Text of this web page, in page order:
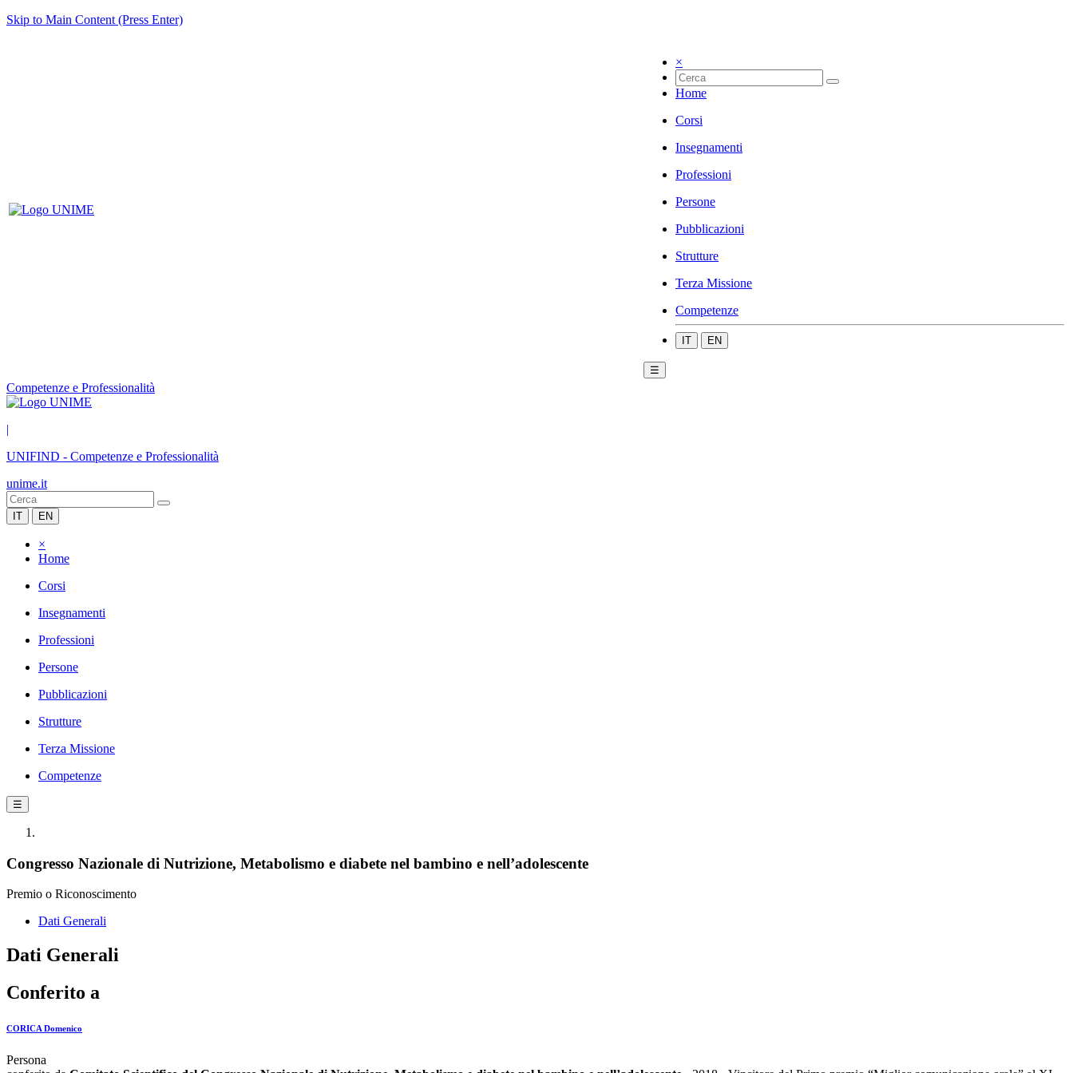
Skip to Main Content (Press Enter)
×
Home
Corsi
Insegnamenti
Professioni
Persone
Pubblicazioni
Strutture
Terza Missione
Competenze
IT EN
☰
Competenze e Professionalità
|
UNIFIND - Competenze e Professionalità
unime.it
IT EN
×
Home
Corsi
Insegnamenti
Professioni
Persone
Pubblicazioni
Strutture
Terza Missione
Competenze
☰
Congresso Nazionale di Nutrizione, Metabolismo e diabete nel bambino e nell’adolescente
Premio o Riconoscimento
Dati Generali
Dati Generali
Conferito a
CORICA Domenico
Persona